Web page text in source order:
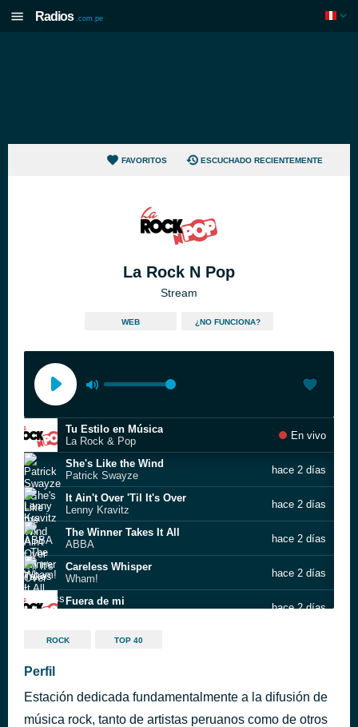
Radios .com.pe
FAVORITOS ESCUCHADO RECIENTEMENTE
La Rock N Pop
Stream
WEB ¿NO FUNCIONA?
Tu Estilo en Música
La Rock & Pop
En vivo
She's Like the Wind
Patrick Swayze
hace 2 días
It Ain't Over 'Til It's Over
Lenny Kravitz
hace 2 días
The Winner Takes It All
ABBA
hace 2 días
Careless Whisper
Wham!
hace 2 días
Fuera de mi
hace 2 días
Truly, Madly, Deeply
Since I Don't Have You
Guns N' Roses
ROCK TOP 40
Perfil
Estación dedicada fundamentalmente a la difusión de
música rock, tanto de artistas peruanos como de otros